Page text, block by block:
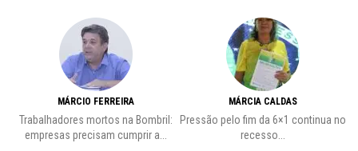
MÁRCIO FERREIRA
Trabalhadores mortos na Bombril:
empresas precisam cumprir a...
MÁRCIA CALDAS
Pressão pelo fim da 6×1 continua no
recesso...